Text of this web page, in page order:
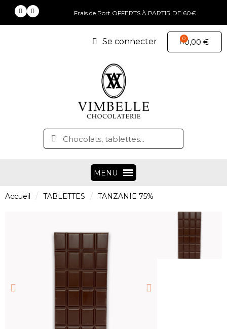
Frais de Port OFFERTS À PARTIR DE 60€
Se connecter 0,00 €
Accueil TABLETTES TANZANIE 75%